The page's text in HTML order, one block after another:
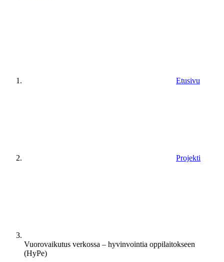
Etusivu
Projekti
Vuorovaikutus verkossa – hyvinvointia oppilaitokseen
(HyPe)